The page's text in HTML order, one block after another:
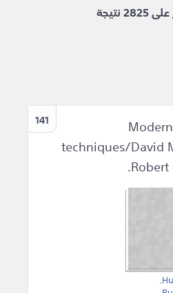
نتيجة
141
techniques/David
Robert
.